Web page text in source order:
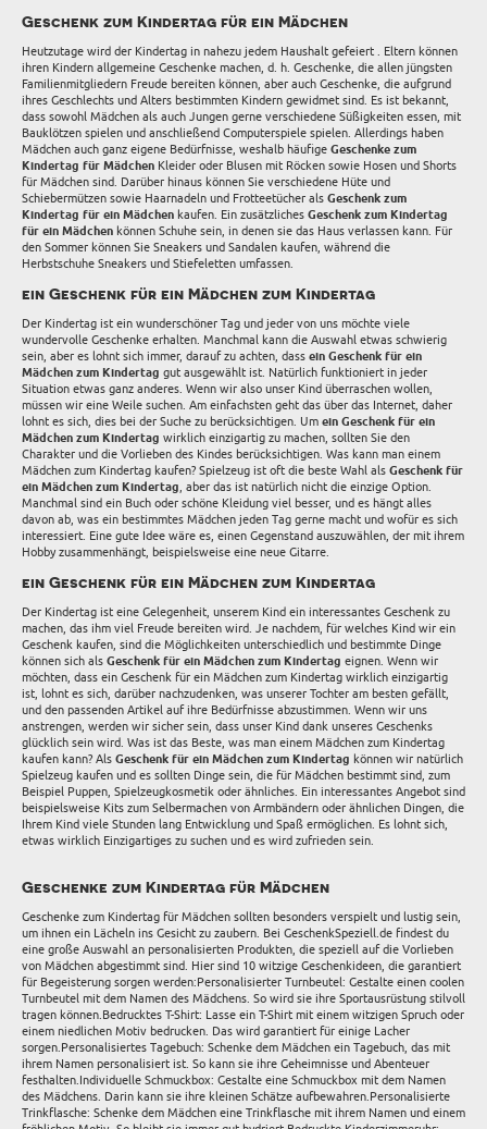
Geschenk zum Kindertag für ein Mädchen
Heutzutage wird der Kindertag in nahezu jedem Haushalt gefeiert . Eltern können
ihren Kindern allgemeine Geschenke machen, d. h. Geschenke, die allen jüngsten
Familienmitgliedern Freude bereiten können, aber auch Geschenke, die aufgrund
ihres Geschlechts und Alters bestimmten Kindern gewidmet sind. Es ist bekannt,
dass sowohl Mädchen als auch Jungen gerne verschiedene Süßigkeiten essen, mit
Bauklötzen spielen und anschließend Computerspiele spielen. Allerdings haben
Mädchen auch ganz eigene Bedürfnisse, weshalb häufige Geschenke zum
Kindertag für Mädchen Kleider oder Blusen mit Röcken sowie Hosen und Shorts
für Mädchen sind. Darüber hinaus können Sie verschiedene Hüte und
Schiebermützen sowie Haarnadeln und Frotteetücher als Geschenk zum
Kindertag für ein Mädchen kaufen. Ein zusätzliches Geschenk zum Kindertag
für ein Mädchen können Schuhe sein, in denen sie das Haus verlassen kann. Für
den Sommer können Sie Sneakers und Sandalen kaufen, während die
Herbstschuhe Sneakers und Stiefeletten umfassen.
ein Geschenk für ein Mädchen zum Kindertag
Der Kindertag ist ein wunderschöner Tag und jeder von uns möchte viele
wundervolle Geschenke erhalten. Manchmal kann die Auswahl etwas schwierig
sein, aber es lohnt sich immer, darauf zu achten, dass ein Geschenk für ein
Mädchen zum Kindertag gut ausgewählt ist. Natürlich funktioniert in jeder
Situation etwas ganz anderes. Wenn wir also unser Kind überraschen wollen,
müssen wir eine Weile suchen. Am einfachsten geht das über das Internet, daher
lohnt es sich, dies bei der Suche zu berücksichtigen. Um ein Geschenk für ein
Mädchen zum Kindertag wirklich einzigartig zu machen, sollten Sie den
Charakter und die Vorlieben des Kindes berücksichtigen. Was kann man einem
Mädchen zum Kindertag kaufen? Spielzeug ist oft die beste Wahl als Geschenk für
ein Mädchen zum Kindertag, aber das ist natürlich nicht die einzige Option.
Manchmal sind ein Buch oder schöne Kleidung viel besser, und es hängt alles
davon ab, was ein bestimmtes Mädchen jeden Tag gerne macht und wofür es sich
interessiert. Eine gute Idee wäre es, einen Gegenstand auszuwählen, der mit ihrem
Hobby zusammenhängt, beispielsweise eine neue Gitarre.
ein Geschenk für ein Mädchen zum Kindertag
Der Kindertag ist eine Gelegenheit, unserem Kind ein interessantes Geschenk zu
machen, das ihm viel Freude bereiten wird. Je nachdem, für welches Kind wir ein
Geschenk kaufen, sind die Möglichkeiten unterschiedlich und bestimmte Dinge
können sich als Geschenk für ein Mädchen zum Kindertag eignen. Wenn wir
möchten, dass ein Geschenk für ein Mädchen zum Kindertag wirklich einzigartig
ist, lohnt es sich, darüber nachzudenken, was unserer Tochter am besten gefällt,
und den passenden Artikel auf ihre Bedürfnisse abzustimmen. Wenn wir uns
anstrengen, werden wir sicher sein, dass unser Kind dank unseres Geschenks
glücklich sein wird. Was ist das Beste, was man einem Mädchen zum Kindertag
kaufen kann? Als Geschenk für ein Mädchen zum Kindertag können wir natürlich
Spielzeug kaufen und es sollten Dinge sein, die für Mädchen bestimmt sind, zum
Beispiel Puppen, Spielzeugkosmetik oder ähnliches. Ein interessantes Angebot sind
beispielsweise Kits zum Selbermachen von Armbändern oder ähnlichen Dingen, die
Ihrem Kind viele Stunden lang Entwicklung und Spaß ermöglichen. Es lohnt sich,
etwas wirklich Einzigartiges zu suchen und es wird zufrieden sein.
Geschenke zum Kindertag für Mädchen
Geschenke zum Kindertag für Mädchen sollten besonders verspielt und lustig sein,
um ihnen ein Lächeln ins Gesicht zu zaubern. Bei GeschenkSpeziell.de findest du
eine große Auswahl an personalisierten Produkten, die speziell auf die Vorlieben
von Mädchen abgestimmt sind. Hier sind 10 witzige Geschenkideen, die garantiert
für Begeisterung sorgen werden:Personalisierter Turnbeutel: Gestalte einen coolen
Turnbeutel mit dem Namen des Mädchens. So wird sie ihre Sportausrüstung stilvoll
tragen können.Bedrucktes T-Shirt: Lasse ein T-Shirt mit einem witzigen Spruch oder
einem niedlichen Motiv bedrucken. Das wird garantiert für einige Lacher
sorgen.Personalisiertes Tagebuch: Schenke dem Mädchen ein Tagebuch, das mit
ihrem Namen personalisiert ist. So kann sie ihre Geheimnisse und Abenteuer
festhalten.Individuelle Schmuckbox: Gestalte eine Schmuckbox mit dem Namen
des Mädchens. Darin kann sie ihre kleinen Schätze aufbewahren.Personalisierte
Trinkflasche: Schenke dem Mädchen eine Trinkflasche mit ihrem Namen und einem